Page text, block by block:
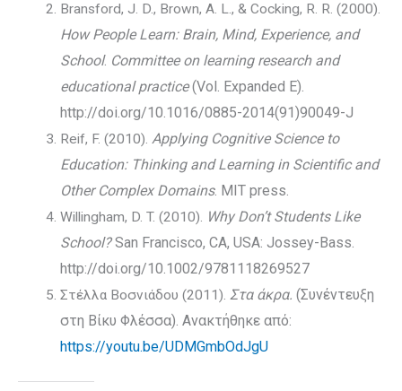
Bransford, J. D., Brown, A. L., & Cocking, R. R. (2000).
How People Learn: Brain, Mind, Experience, and
School. Committee on learning research and
educational practice(Vol. Expanded E).
http://doi.org/10.1016/0885-2014(91)90049-J
Reif, F. (2010). Applying Cognitive Science to
Education: Thinking and Learning in Scientific and
Other Complex Domains. MIT press.
Willingham, D. T. (2010). Why Don’t Students Like
School?San Francisco, CA, USA: Jossey-Bass.
http://doi.org/10.1002/9781118269527
Στέλλα Βοσνιάδου (2011). Στα άκρα. (Συνέντευξη
στη Βίκυ Φλέσσα). Ανακτήθηκε από:
https://youtu.be/UDMGmbOdJgU